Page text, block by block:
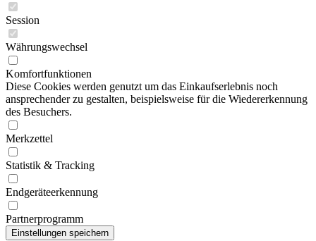
Session
Währungswechsel
Komfortfunktionen
Diese Cookies werden genutzt um das Einkaufserlebnis noch
ansprechender zu gestalten, beispielsweise für die Wiedererkennung
des Besuchers.
Merkzettel
Statistik & Tracking
Endgeräteerkennung
Partnerprogramm